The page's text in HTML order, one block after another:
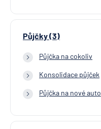
Půjčky (3)
Půjčka na cokoliv
Konsolidace půjček
Půjčka na nové auto